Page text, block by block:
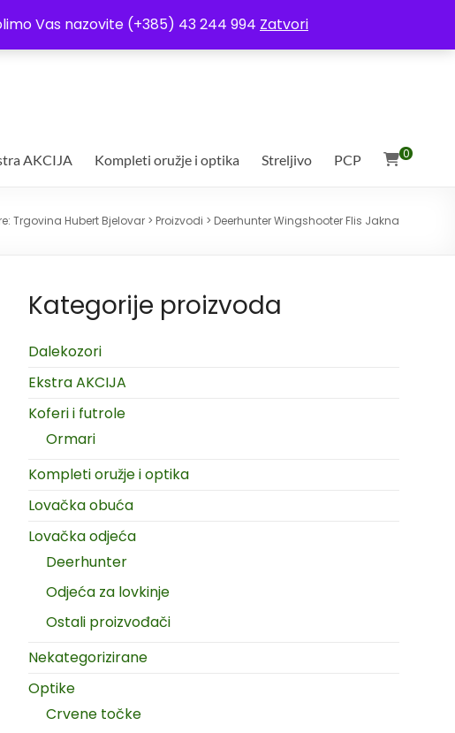
Vas nazovite (+385) 43 244 994 Zatvori
Uvjeti poslovanja
0
AKCIJA Kompleti oružje i optika Streljivo PCP
Trgovina Hubert Bjelovar > Proizvodi > Deerhunter Wingshooter Flis Jakna
Kategorije proizvoda
Dalekozori
Ekstra AKCIJA
Koferi i futrole
Ormari
Kompleti oružje i optika
Lovačka obuća
Lovačka odjeća
Deerhunter
Odjeća za lovkinje
Ostali proizvođači
Nekategorizirane
Optike
Crvene točke